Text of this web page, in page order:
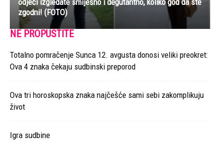
odjeći izgledate smiješno i degutantno, koliko god da ste
zgodni! (FOTO)
NE PROPUSTITE
Totalno pomračenje Sunca 12. avgusta donosi veliki preokret:
Ova 4 znaka čekaju sudbinski preporod
Ova tri horoskopska znaka najčešće sami sebi zakomplikuju
život
Igra sudbine